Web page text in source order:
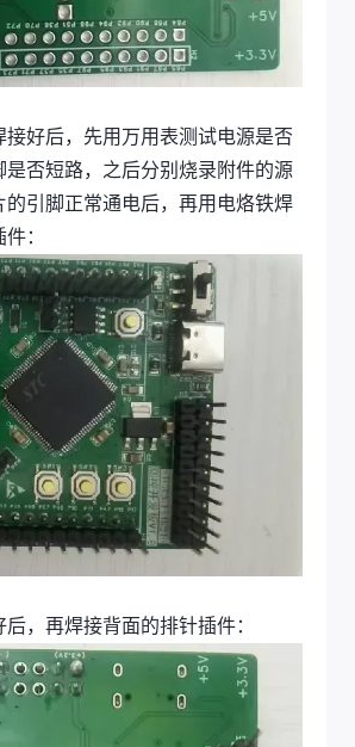
接好后，先用万用表测试电源是否
是否短路，之后分别烧录附件的源
的引脚正常通电后，再用电烙铁焊
：
，再焊接背面的排针插件：